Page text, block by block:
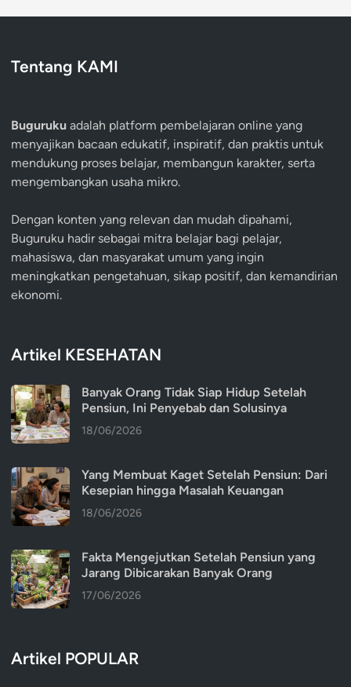
Tentang KAMI
Buguruku adalah platform pembelajaran online yang
menyajikan bacaan edukatif, inspiratif, dan praktis untuk
mendukung proses belajar, membangun karakter, serta
mengembangkan usaha mikro.
Dengan konten yang relevan dan mudah dipahami,
Buguruku hadir sebagai mitra belajar bagi pelajar,
mahasiswa, dan masyarakat umum yang ingin
meningkatkan pengetahuan, sikap positif, dan kemandirian
ekonomi.
Artikel KESEHATAN
Banyak Orang Tidak Siap Hidup Setelah
Pensiun, Ini Penyebab dan Solusinya
18/06/2026
Yang Membuat Kaget Setelah Pensiun: Dari
Kesepian hingga Masalah Keuangan
18/06/2026
Fakta Mengejutkan Setelah Pensiun yang
Jarang Dibicarakan Banyak Orang
17/06/2026
Artikel POPULAR